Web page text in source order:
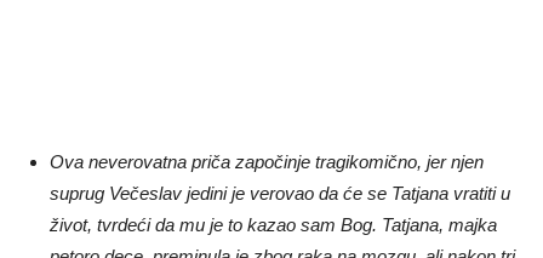
Ova neverovatna priča započinje tragikomično, jer njen
suprug Večeslav jedini je verovao da će se Tatjana vratiti u
život, tvrdeći da mu je to kazao sam Bog. Tatjana, majka